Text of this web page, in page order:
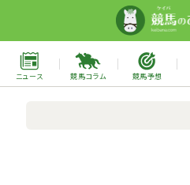
ニュース 競馬コラム 競馬予想